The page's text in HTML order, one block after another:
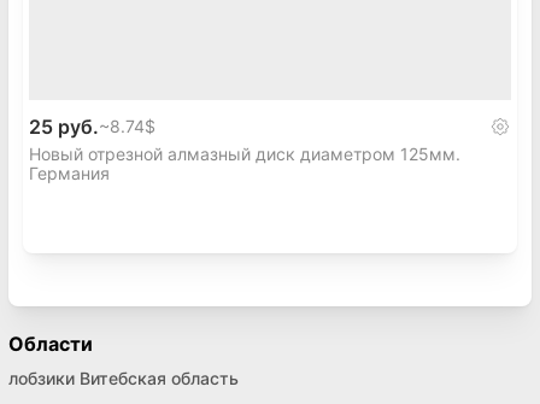
25 руб.~8.74$
Новый отрезной алмазный диск диаметром 125мм.
Германия
Области
лобзики Витебская область